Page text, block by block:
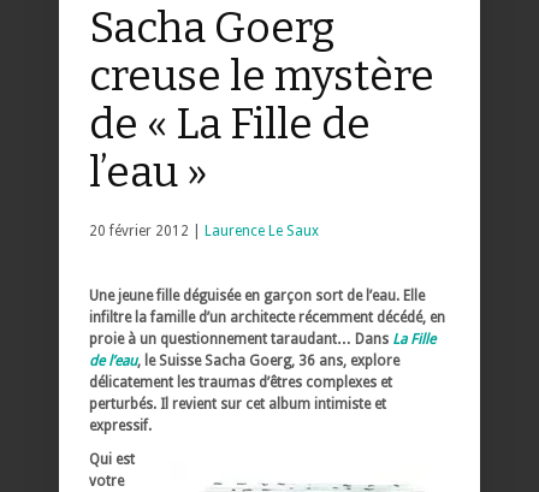
Sacha Goerg
creuse le mystère
de « La Fille de
l’eau »
20 février 2012 | Laurence Le Saux
Une jeune fille déguisée en garçon sort de l’eau. Elle
infiltre la famille d’un architecte récemment décédé, en
proie à un questionnement taraudant… Dans La Fille
de l’eau, le Suisse Sacha Goerg, 36 ans, explore
délicatement les traumas d’êtres complexes et
perturbés. Il revient sur cet album intimiste et
expressif.
Qui est
votre